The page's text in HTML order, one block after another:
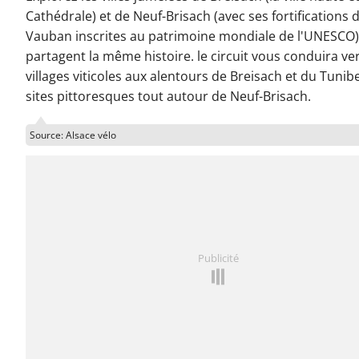
Cathédrale) et de Neuf-Brisach (avec ses fortifications
Vauban inscrites au patrimoine mondiale de
partagent la même histoire. le circuit vous conduira
villages viticoles aux alentours de Breisach et du
sites pittoresques tout autour de Neuf-Brisach.
Source: Alsace vélo
Publicité